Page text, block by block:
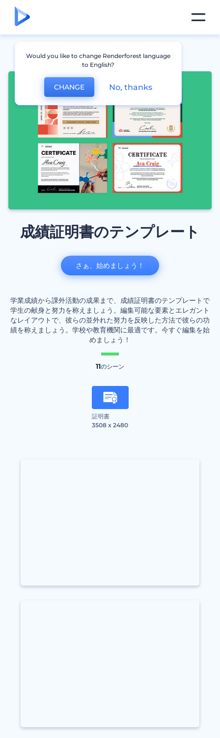
成績証明書のテンプレート
学業成績から課外活動の成果まで、成績証明書のテンプレートで
学生の献身と努力を称えましょう。編集可能な要素とエレガント
なレイアウトで、彼らの並外れた努力を反映した方法で彼らの功
績を称えましょう。学校や教育機関に最適です。今すぐ編集を始
めましょう！
11のシーン
証明書
3508 x 2480
さぁ、始めましょう！
Would you like to change Renderforest language
to English?
CHANGE No, thanks